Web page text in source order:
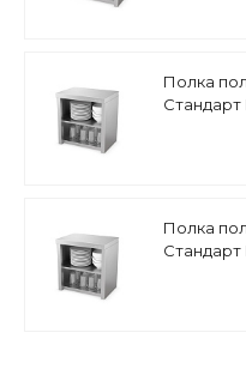
Полка
Полка